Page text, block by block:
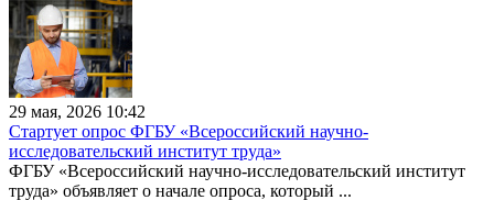
29 мая, 2026 10:42
Стартует опрос ФГБУ «Всероссийский научно-
исследовательский институт труда»
ФГБУ «Всероссийский научно-исследовательский институт
труда» объявляет о начале опроса, который ...